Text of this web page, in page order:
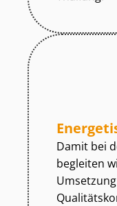
Damit bei
begleiten